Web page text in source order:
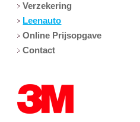
Verzekering
Leenauto
Online Prijsopgave
Contact